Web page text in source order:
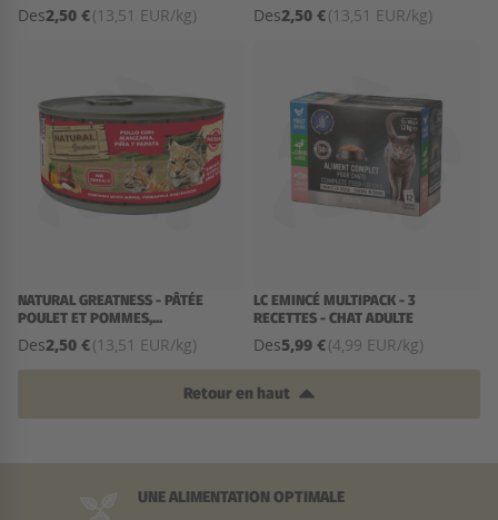
Des2,50 €(13,51 EUR/kg) Des2,50 €(13,51 EUR/kg)
NATURAL GREATNESS - PÂTÉE
POULET ET POMMES,...
Des2,50 €(13,51 EUR/kg)
LC EMINCÉ MULTIPACK - 3
RECETTES - CHAT ADULTE
Des5,99 €(4,99 EUR/kg)
Retour en haut
UNE ALIMENTATION OPTIMALE